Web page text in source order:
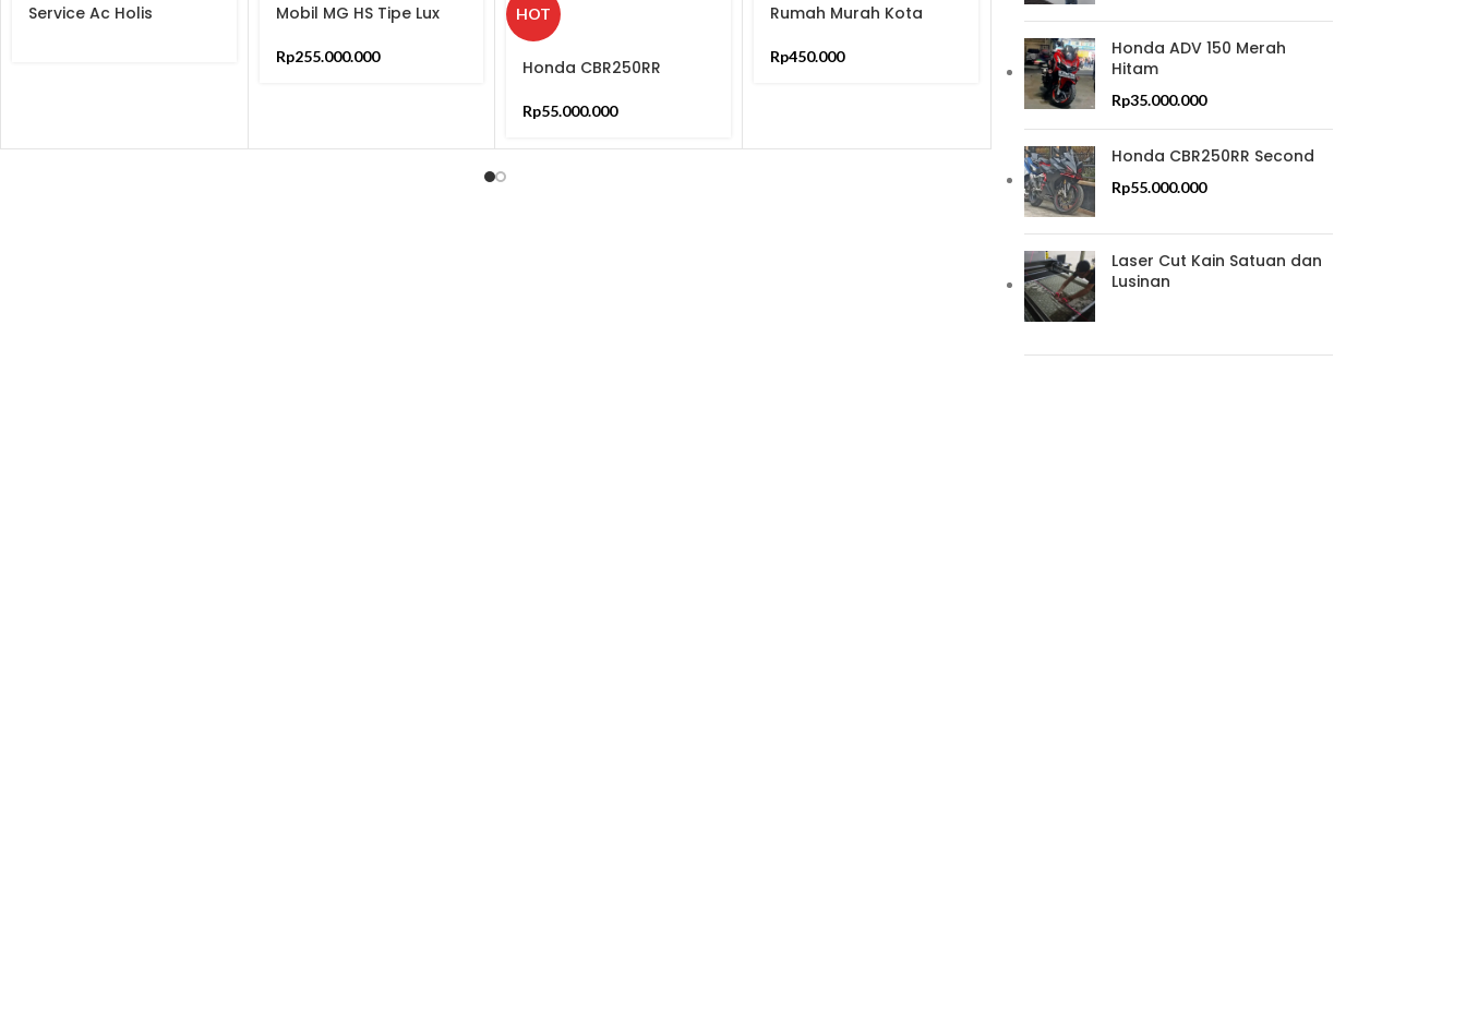
Service Ac Holis
Mobil MG HS Tipe Lux
Rp255.000.000
HOT
Honda CBR250RR
Rp55.000.000
Rumah Murah Kota
Rp450.000
Jasa Pengiriman
Barang Kargo
Forwarder Door to
Honda ADV 150 Merah
Hitam
Rp35.000.000
Honda CBR250RR Second
Rp55.000.000
Laser Cut Kain Satuan dan
Lusinan